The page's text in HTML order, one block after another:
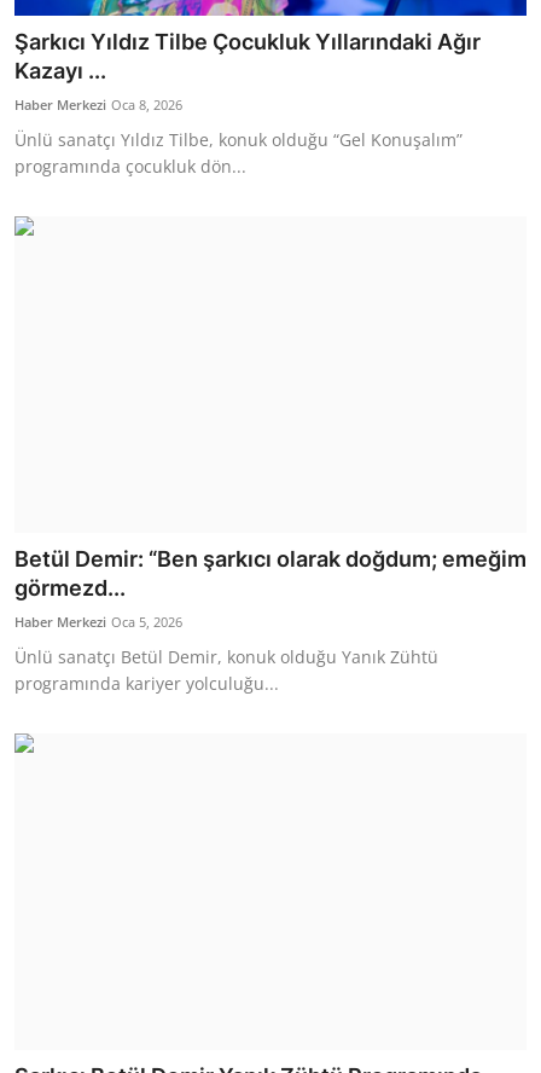
Şarkıcı Yıldız Tilbe Çocukluk Yıllarındaki Ağır
Kazayı ...
Haber Merkezi Oca 8, 2026
Ünlü sanatçı Yıldız Tilbe, konuk olduğu “Gel Konuşalım”
programında çocukluk dön...
Betül Demir: “Ben şarkıcı olarak doğdum; emeğim
görmezd...
Haber Merkezi Oca 5, 2026
Ünlü sanatçı Betül Demir, konuk olduğu Yanık Zühtü
programında kariyer yolculuğu...